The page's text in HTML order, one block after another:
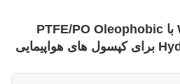
W17 HDPE Vent Plug با PTFE/PO Oleophobic
Hydrophobic Membrane برای کپسول های هواپیمایی